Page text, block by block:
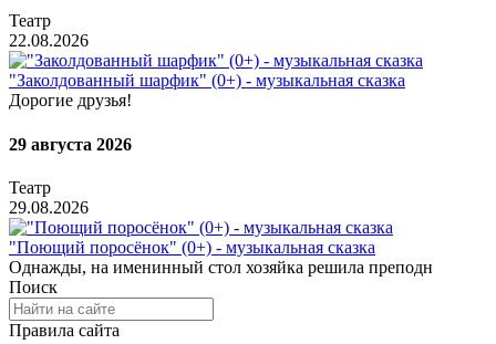
Театр
22.08.2026
"Заколдованный шарфик" (0+) - музыкальная сказка
Дорогие друзья!
29 августа 2026
Театр
29.08.2026
"Поющий поросёнок" (0+) - музыкальная сказка
Однажды, на именинный стол хозяйка решила преподн
Поиск
Правила сайта